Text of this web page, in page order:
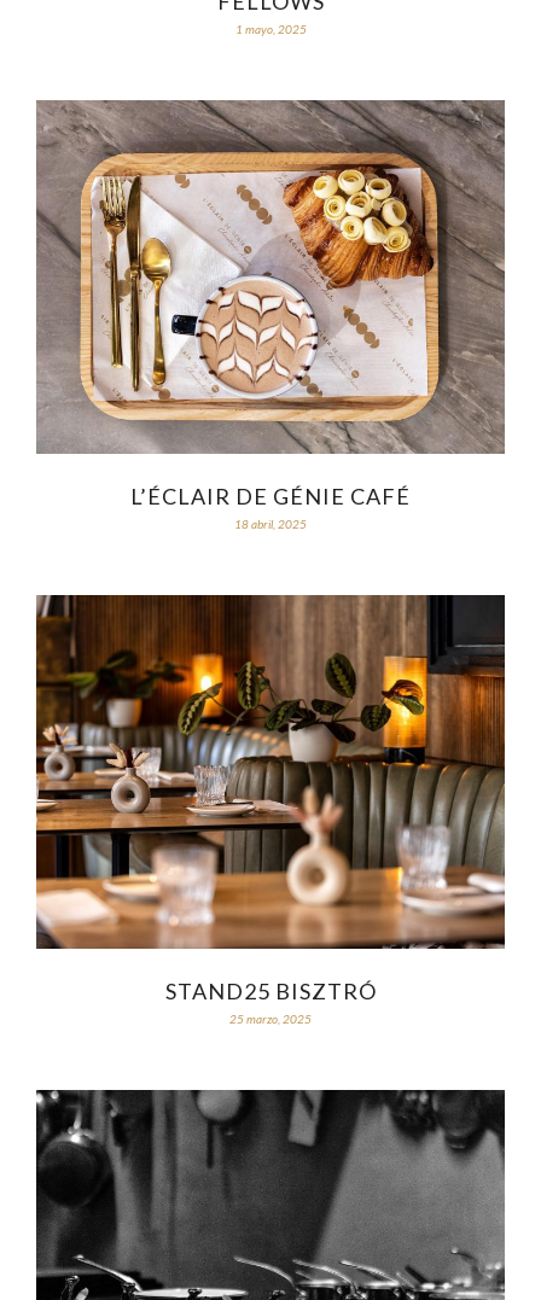
1 mayo, 2025
L’ÉCLAIR DE GÉNIE CAFÉ
18 abril, 2025
STAND25 BISZTRÓ
25 marzo, 2025